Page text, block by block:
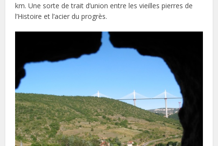
km. Une sorte de trait d’union entre les vieilles pierres de
l’Histoire et l’acier du progrès.